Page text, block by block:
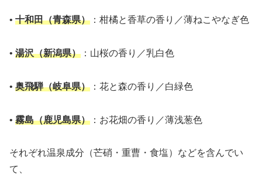
• 十和田（青森県） ：柑橘と香草の香り／薄ねこやなぎ色
• 湯沢（新潟県） ：山桜の香り／乳白色
• 奥飛騨（岐阜県） ：花と森の香り／白緑色
• 霧島（鹿児島県） ：お花畑の香り／薄浅葱色
それぞれ温泉成分（芒硝・重曹・食塩）などを含んでい
て、